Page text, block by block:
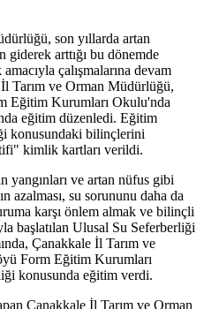
son yıllarda artan
arttığı bu dönemde
çalışmalarına devam
Tarım ve Orman Müdürlüğü,
Eğitim Kurumları Okulu'nda
eğitim düzenledi. Eğitim
konusundaki bilinçlerini
kimlik kartları verildi.
yangınları ve artan nüfus gibi
azalması, su sorununu daha da
karşı önlem almak ve bilinçli
başlatılan Ulusal Su Seferberliği
Çanakkale İl Tarım ve
Form Eğitim Kurumları
konusunda eğitim verdi.
Çanakkale İl Tarım ve Orman